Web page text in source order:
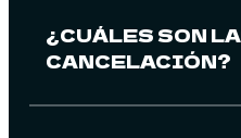
¿CUÁLES SON
CANCELACIÓN?